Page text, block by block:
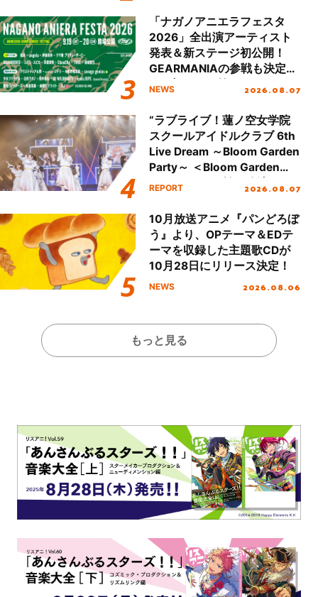
「ナガノアニエラフェスタ
2026」全出演アーティスト
発表＆新ステージ初公開！
GEARMANIAの参戦も決定
し、初となる第3ステージの
NEWS 2026.08.07
“ラブライブ！蓮ノ空女学院
スクールアイドルクラブ 6th
Live Dream ～Bloom Garden
Party～ ＜Bloom Garden
Party Stage／埼玉公演＞”
REPORT 2026.08.07
10月放送アニメ『パンどろぼ
う』より、OPテーマ＆EDテ
ーマを収録した主題歌CDが
10月28日にリリース決定！
NEWS 2026.08.06
もっと見る